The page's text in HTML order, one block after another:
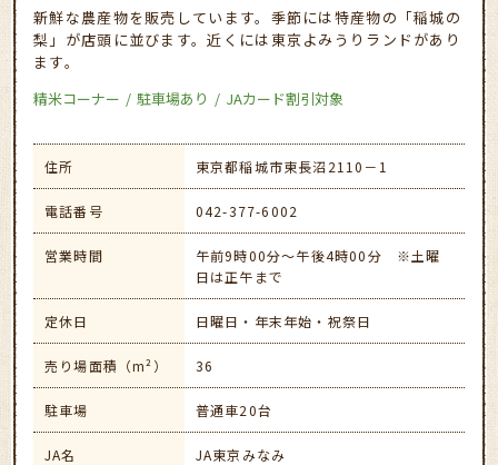
新鮮な農産物を販売しています。季節には特産物の「稲城の
梨」が店頭に並びます。近くには東京よみうりランドがあり
ます。
精米コーナー
駐車場あり JAカード割引対象
住所 東京都稲城市東長沼2110－1
電話番号 042-377-6002
営業時間
午前9時00分～午後4時00分 ※土曜
日は正午まで
定休日 日曜日・年末年始・祝祭日
売り場面積（m²） 36
駐車場 普通車20台
JA名 JA東京みなみ